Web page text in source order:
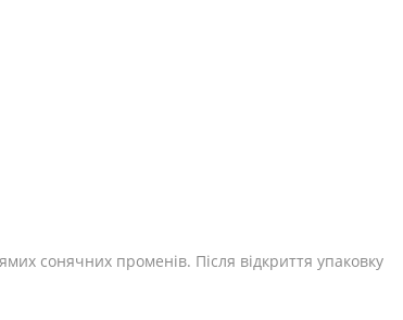
сонячних променів. Після відкриття упаковку